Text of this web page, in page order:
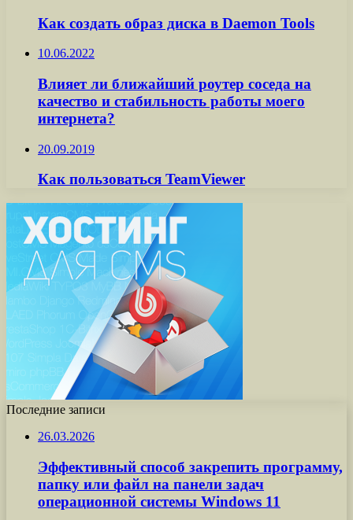
Как создать образ диска в Daemon Tools
10.06.2022
Влияет ли ближайший роутер соседа на
качество и стабильность работы моего
интернета?
20.09.2019
Как пользоваться TeamViewer
Последние записи
26.03.2026
Эффективный способ закрепить программу,
папку или файл на панели задач
операционной системы Windows 11